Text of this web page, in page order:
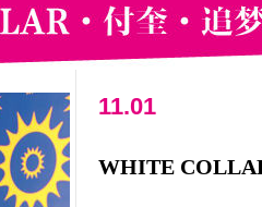
11.01
WHITE